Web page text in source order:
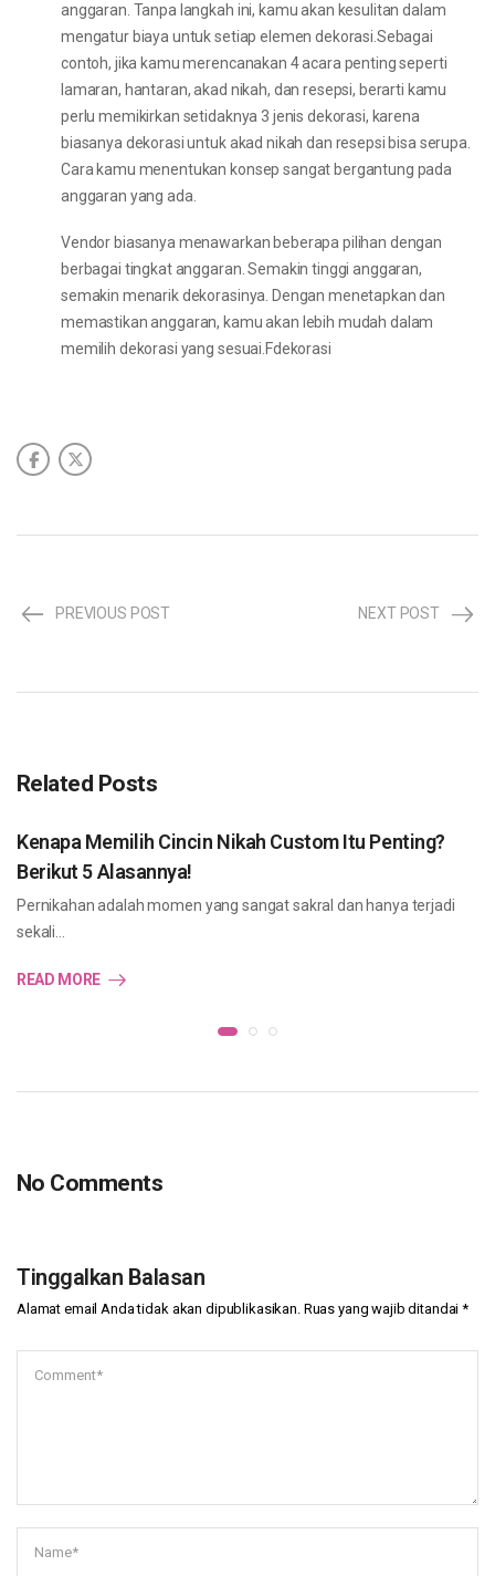
anggaran. Tanpa langkah ini, kamu akan kesulitan dalam
mengatur biaya untuk setiap elemen dekorasi.Sebagai
contoh, jika kamu merencanakan 4 acara penting seperti
lamaran, hantaran, akad nikah, dan resepsi, berarti kamu
perlu memikirkan setidaknya 3 jenis dekorasi, karena
biasanya dekorasi untuk akad nikah dan resepsi bisa serupa.
Cara kamu menentukan konsep sangat bergantung pada
anggaran yang ada.
Vendor biasanya menawarkan beberapa pilihan dengan
berbagai tingkat anggaran. Semakin tinggi anggaran,
semakin menarik dekorasinya. Dengan menetapkan dan
memastikan anggaran, kamu akan lebih mudah dalam
memilih dekorasi yang sesuai.Fdekorasi
PREVIOUS POST NEXT POST
Related Posts
Kenapa Memilih Cincin Nikah Custom Itu Penting?
Berikut 5 Alasannya!
Pernikahan adalah momen yang sangat sakral dan hanya terjadi
sekali…
READ MORE
No Comments
Tinggalkan Balasan
Alamat email Anda tidak akan dipublikasikan. Ruas yang wajib ditandai*